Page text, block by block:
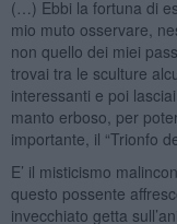
(…) Ebbi la fortuna di
mio muto osservare,
non quello dei miei
trovai tra le sculture
interessanti e poi
manto erboso, per
importante, il “Trionfo
E’ il misticismo
questo possente
invecchiato getta